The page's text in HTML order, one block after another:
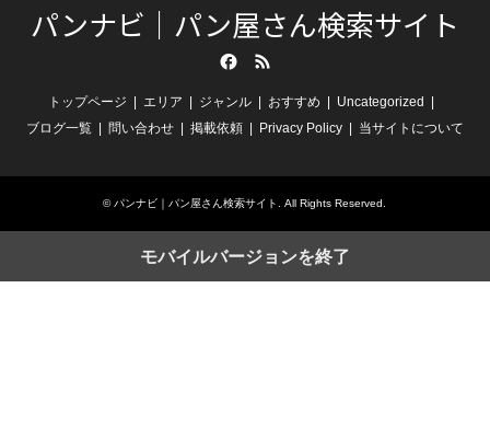
パンナビ｜パン屋さん検索サイト
トップページ エリア ジャンル おすすめ
Uncategorized
ブログ一覧
問い合わせ 掲載依頼 Privacy Policy 当サイトについて
© パンナビ｜パン屋さん検索サイト . All Rights Reserved.
モバイルバージョンを終了